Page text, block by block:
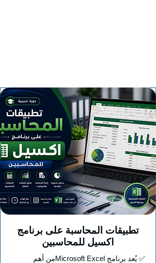
تطبيقات المحاسبة على برنامج
اكسيل للمحاسبين
✅ يُعد برنامج Microsoft Excelمن أهم